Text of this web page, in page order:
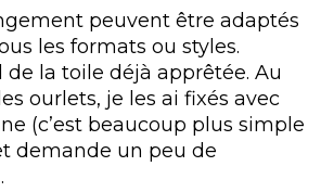
peuvent être adaptés
les formats ou styles.
de la toile déjà apprêtée. Au
ourlets, je les ai fixés avec
(c’est beaucoup plus simple
demande un peu de